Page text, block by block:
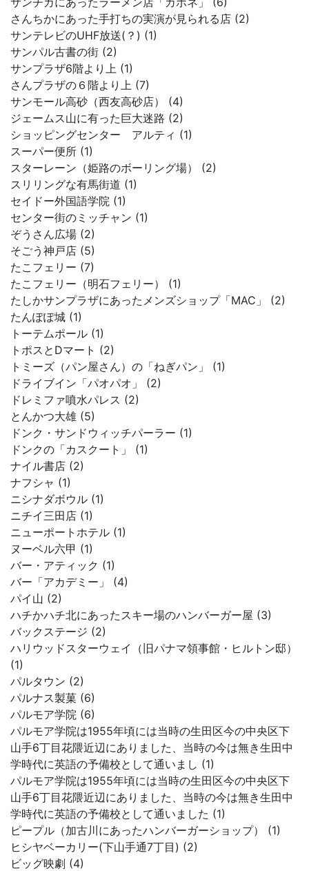
さんちかにあった手打ちの実演が見られる店 (2)
サンテレビのUHF放送(？) (1)
サンパル古書の街 (2)
サンプラザ6階より上 (1)
さんプラザの６階より上 (7)
サンモール高砂（西友高砂店） (4)
ジェームス山に有った巨大迷路 (2)
ショッピングセンター アルティ (1)
スーパー便所 (1)
スターレーン（姫路のボーリング場） (2)
スリリングな有馬街道 (1)
セイドー外国語学院 (1)
センター街のミッチャン (1)
ぞうさん広場 (2)
そごう神戸店 (5)
たこフェリー (7)
たこフェリー（明石フェリー） (1)
たしかサンプラザにあったメンズショップ「MAC」 (2)
たんぽぽ城 (1)
トーテムポール (1)
トポスとDマート (2)
トミーズ（パン屋さん）の「ねぎパン」 (1)
ドライブイン「パオパオ」 (2)
ドレミファ噴水パレス (2)
とんかつ大雄 (5)
ドンク・サンドウィッチパーラー (1)
ドンクの「カスクート」 (1)
ナイル書店 (2)
ナフシャ (1)
ニシナダボウル (1)
ニチイ三田店 (1)
ニューポートホテル (1)
ヌーベル六甲 (1)
バー・アティック (1)
バー「アカデミー」 (4)
パイ山 (2)
ハチかハチ北にあったスキー場のハンバーガー屋 (3)
バックステージ (2)
ハリウッドスターウェイ（旧パナマ領事館・ヒルトン邸）
(1)
パルタウン (2)
パルナス製菓 (6)
パルモア学院 (6)
パルモア学院は1955年頃には当時の生田区今の中央区下
山手6丁目花隈近辺にありました、当時の今は無き生田中
学時代に英語の予備校として通いまし (1)
パルモア学院は1955年頃には当時の生田区今の中央区下
山手6丁目花隈近辺にありました、当時の今は無き生田中
学時代に英語の予備校として通いました (1)
ピープル（加古川にあったハンバーガーショップ） (1)
ヒシヤベーカリー(下山手通7丁目) (2)
ビッグ映劇 (4)